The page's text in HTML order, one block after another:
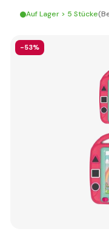
Auf Lager > 5 Stücke
-53%